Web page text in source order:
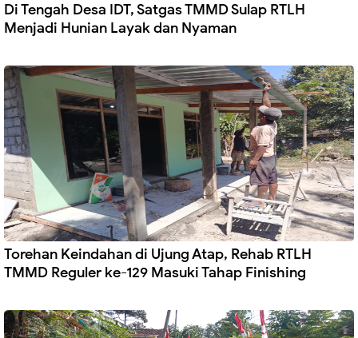
Di Tengah Desa IDT, Satgas TMMD Sulap RTLH
Menjadi Hunian Layak dan Nyaman
Torehan Keindahan di Ujung Atap, Rehab RTLH
TMMD Reguler ke-129 Masuki Tahap Finishing